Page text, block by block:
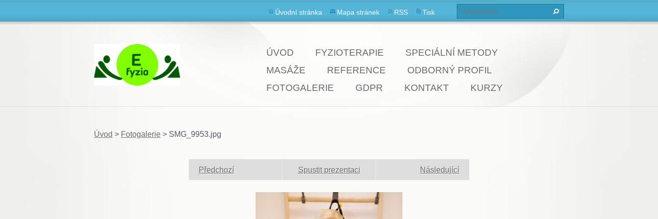
ÚVOD FYZIOTERAPIE
SPECIÁLNÍ METODY
MASÁŽE
REFERENCE
ODBORNÝ PROFIL
FOTOGALERIE
GDPR KONTAKT KURZY
Úvodní stránka Mapa stránek RSS Tisk
Úvod > Fotogalerie > SMG_9953.jpg
Předchozí Spustit prezentaci Následující